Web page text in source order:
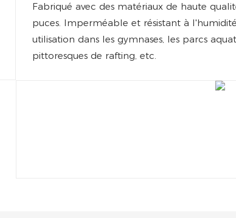
Fabriqué avec des matériaux de haute
puces. Imperméable et résistant à
utilisation dans les gymnases, les parcs
pittoresques de rafting, etc.